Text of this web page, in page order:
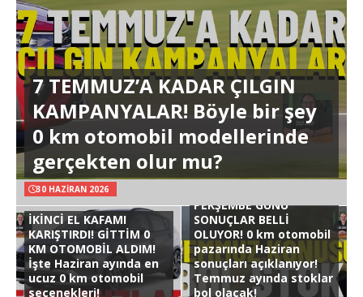
7 TEMMUZ’A KADAR ÇILGIN
KAMPANYALAR! Böyle bir şey
0 km otomobil modellerinde
gerçekten olur mu?
30 HAZIRAN 2026
İKİNCİ EL KAFAMI
KARIŞTIRDI! GİTTİM 0
KM OTOMOBİL ALDIM!
İşte Haziran ayında en
ucuz 0 km otomobil
seçenekleri!
PERŞEMBE GÜNÜ
SONUÇLAR BELLİ
OLUYOR! 0 km otomobil
pazarında Haziran
sonuçları açıklanıyor!
Temmuz ayında stoklar
bol olacak!